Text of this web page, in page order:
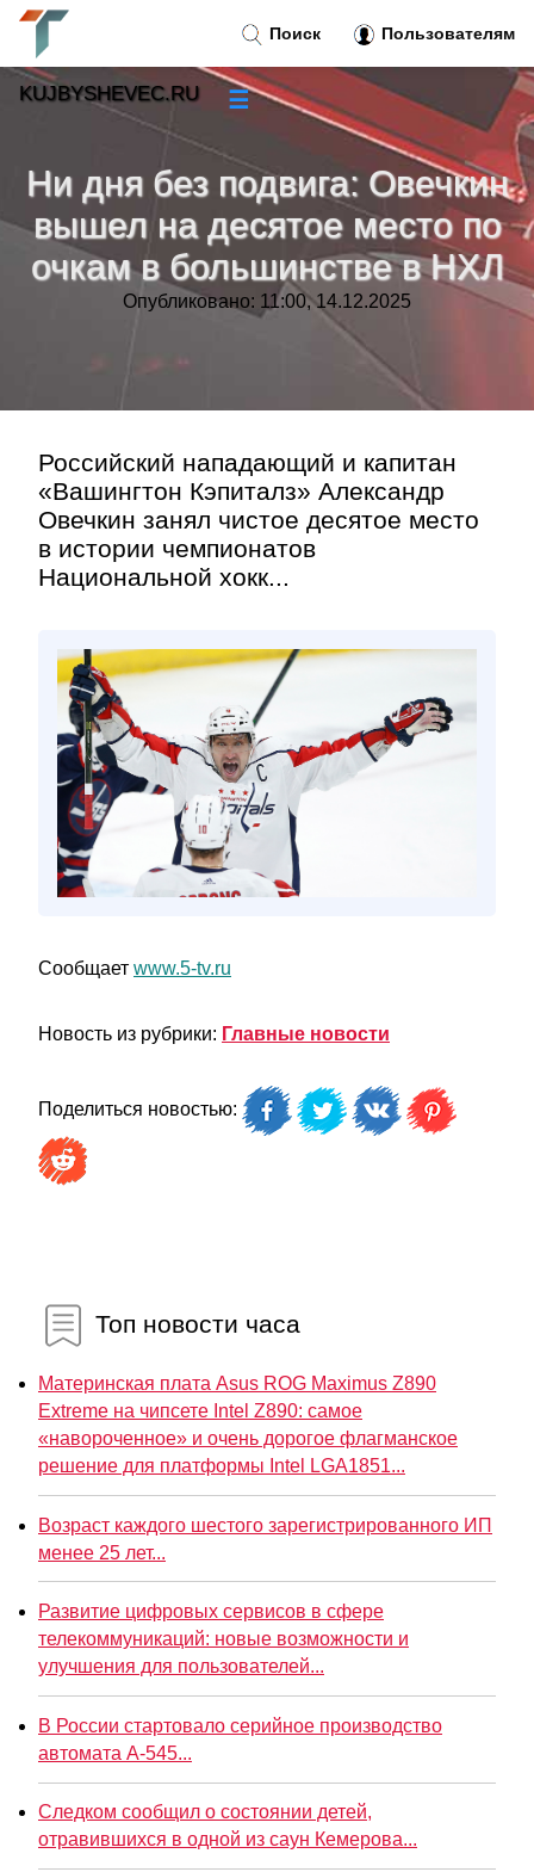
Ни дня без подвига: Овечкин
вышел на десятое место по
очкам в большинстве в НХЛ
Опубликовано: 11:00, 14.12.2025
Российский нападающий и капитан
«Вашингтон Кэпиталз» Александр
Овечкин занял чистое десятое место
в истории чемпионатов
Национальной хокк...
Сообщает www.5-tv.ru
Новость из рубрики: Главные новости
Поделиться новостью:
Топ новости часа
Материнская плата Asus ROG Maximus Z890
Extreme на чипсете Intel Z890: самое
«навороченное» и очень дорогое флагманское
решение для платформы Intel LGA1851...
Возраст каждого шестого зарегистрированного ИП
менее 25 лет...
Развитие цифровых сервисов в сфере
телекоммуникаций: новые возможности и
улучшения для пользователей...
В России стартовало серийное производство
автомата А-545...
Следком сообщил о состоянии детей,
отравившихся в одной из саун Кемерова...
Поиск Пользователям
KUJBYSHEVEC.RU ☰
Новости»
Тренды новостей»
Рубрики»
Контакт»